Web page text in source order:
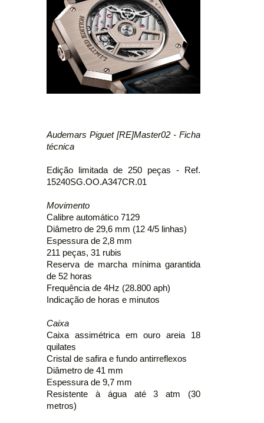
Audemars Piguet [RE]Master02 - Ficha
técnica
Edição limitada de 250 peças - Ref.
15240SG.OO.A347CR.01
Movimento
Calibre automático 7129
Diâmetro de 29,6 mm (12 4/5 linhas)
Espessura de 2,8 mm
211 peças, 31 rubis
Reserva de marcha mínima garantida
de 52 horas
Frequência de 4Hz (28.800 aph)
Indicação de horas e minutos
Caixa
Caixa assimétrica em ouro areia 18
quilates
Cristal de safira e fundo antirreflexos
Diâmetro de 41 mm
Espessura de 9,7 mm
Resistente à água até 3 atm (30
metros)